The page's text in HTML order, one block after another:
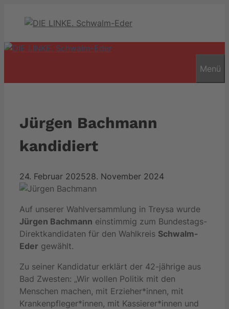
Menü
Jürgen Bachmann
kandidiert
24. Februar 202528. November 2024
Auf unserer Wahlversammlung in Treysa wurde
Jürgen Bachmann einstimmig zum Bundestags-
Direktkandidaten für den Wahlkreis Schwalm-
Eder gewählt.
Zu seiner Kandidatur erklärt der 42-jährige aus
Bad Zwesten: „Wir wollen Politik mit den
Menschen machen, mit Erzieher*innen, mit
Krankenpfleger*innen, mit Kassierer*innen und